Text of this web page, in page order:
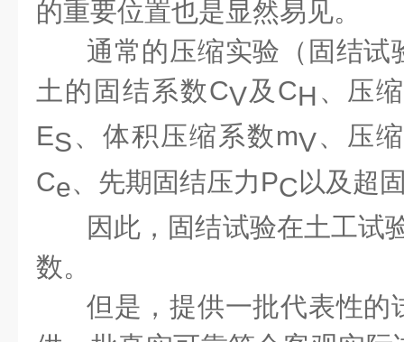
的重要位置也是显然易见。
通常的压缩实验（固结试
土的固结系数CV及CH 、压
ES、体积压缩系数mV、压
Ce、先期固结压力PC以及超
因此，固结试验在土工试
数。
但是，提供一批代表性的